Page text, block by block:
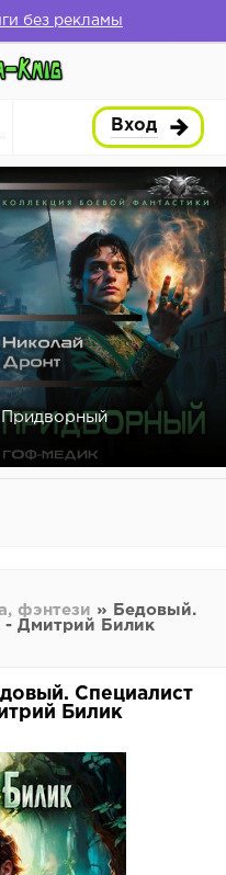
без рекламы
Вход
Придворный
фэнтези » Бедовый.
- Дмитрий Билик
Специалист
Билик